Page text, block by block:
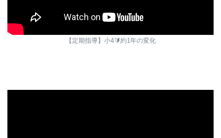
【定期指導】小4🔰約1年の変化